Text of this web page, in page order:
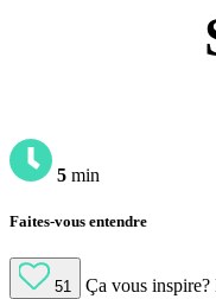
5 min
Faites-vous entendre
51 Ça vous inspire?